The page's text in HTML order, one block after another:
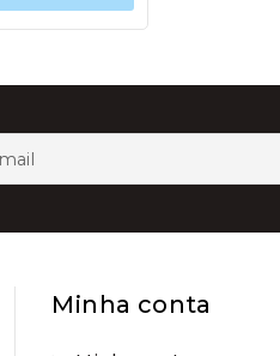
tem
várias
na
do
Minha conta